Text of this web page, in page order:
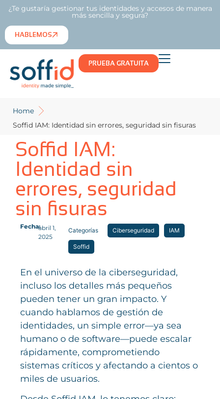
¿Te gustaría gestionar tus identidades y accesos de manera
más sencilla y segura?
HABLEMOS
PRUEBA GRATUITA
Home
Soffid IAM: Identidad sin errores, seguridad sin fisuras
Soffid IAM:
Identidad sin
errores, seguridad
sin fisuras
Fecha:abril 1,
2025
Categorías Ciberseguridad IAM
Soffid
En el universo de la ciberseguridad,
incluso los detalles más pequeños
pueden tener un gran impacto. Y
cuando hablamos de gestión de
identidades, un simple error—ya sea
humano o de software—puede escalar
rápidamente, comprometiendo
sistemas críticos y afectando a cientos o
miles de usuarios.